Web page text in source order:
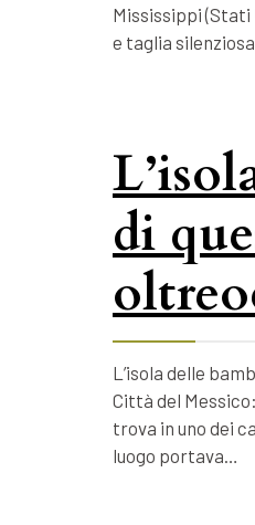
Mississippi
e taglia
di
L’isola delle
Città del
trova in uno dei
luogo portava…